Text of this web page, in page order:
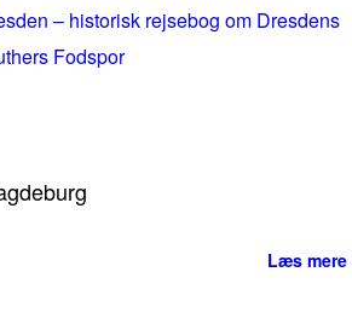
– historisk rejsebog om Dresdens
Fodspor
Læs mere